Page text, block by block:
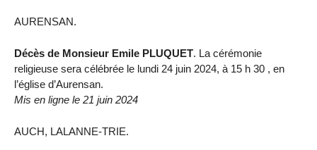
AURENSAN.
Décès de Monsieur Emile PLUQUET. La cérémonie
religieuse sera célébrée le lundi 24 juin 2024, à 15 h 30 , en
l’église d’Aurensan.
Mis en ligne le 21 juin 2024
AUCH, LALANNE-TRIE.